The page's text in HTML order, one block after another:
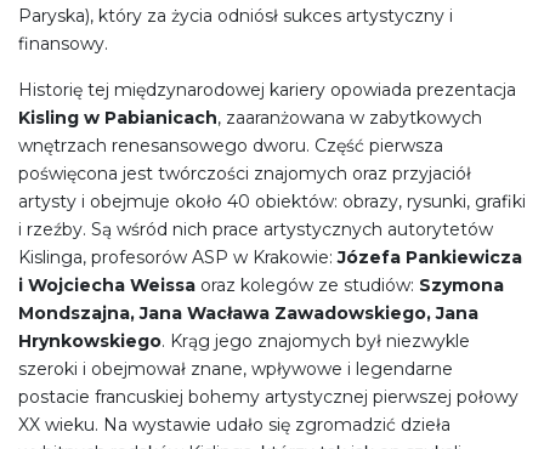
Paryska), który za życia odniósł sukces artystyczny i
finansowy.
Historię tej międzynarodowej kariery opowiada prezentacja
Kisling w Pabianicach, zaaranżowana w zabytkowych
wnętrzach renesansowego dworu. Część pierwsza
poświęcona jest twórczości znajomych oraz przyjaciół
artysty i obejmuje około 40 obiektów: obrazy, rysunki, grafiki
i rzeźby. Są wśród nich prace artystycznych autorytetów
Kislinga, profesorów ASP w Krakowie:Józefa Pankiewicza
i Wojciecha Weissa oraz kolegów ze studiów: Szymona
Mondszajna, Jana Wacława Zawadowskiego, Jana
Hrynkowskiego. Krąg jego znajomych był niezwykle
szeroki i obejmował znane, wpływowe i legendarne
postacie francuskiej bohemy artystycznej pierwszej połowy
XX wieku. Na wystawie udało się zgromadzić dzieła